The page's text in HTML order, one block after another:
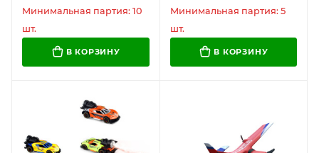
Минимальная партия: 10
шт.
В КОРЗИНУ
Минимальная партия: 5
шт.
В КОРЗИНУ